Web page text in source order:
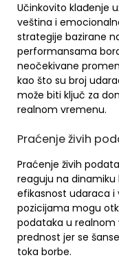
Učinkovito klađenje
veština i
strategije bazirane
performansama
neočekivane
kao što su broj
može biti ključ za
realnom vremenu.
Praćenje živih
Praćenje živih
reaguju na dinamiku
efikasnost udaraca
pozicijama mogu
podataka u
prednost jer se
toka borbe.